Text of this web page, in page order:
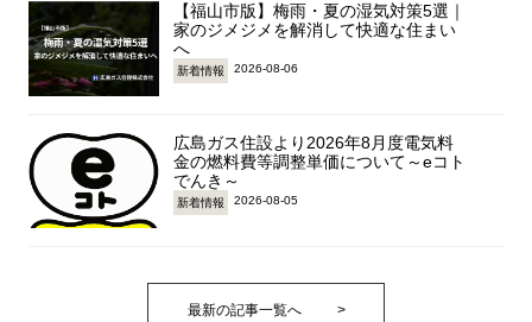
【福山市版】梅雨・夏の湿気対策5選｜
家のジメジメを解消して快適な住まい
へ
新着情報 2026-08-06
広島ガス住設より2026年8月度電気料
金の燃料費等調整単価について～eコト
でんき～
新着情報 2026-08-05
最新の記事一覧へ >